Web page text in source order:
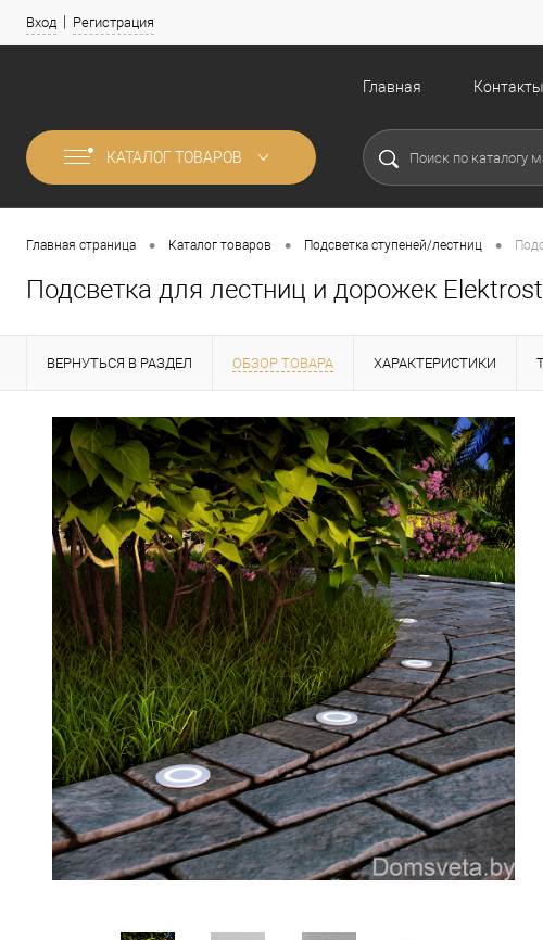
Вход Регистрация
Главная Контакты
КАТАЛОГ ТОВАРОВ
Главная страница • Каталог товаров • Подсветка ступеней/лестниц •
Подсветка для лестниц и дорожек
ВЕРНУТЬСЯ В РАЗДЕЛ ОБЗОР ТОВАРА ХАРАКТЕРИСТИКИ